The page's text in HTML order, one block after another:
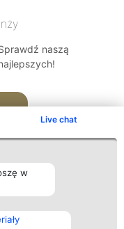
Live chat
w
naszą
Kontakt
Kontakt